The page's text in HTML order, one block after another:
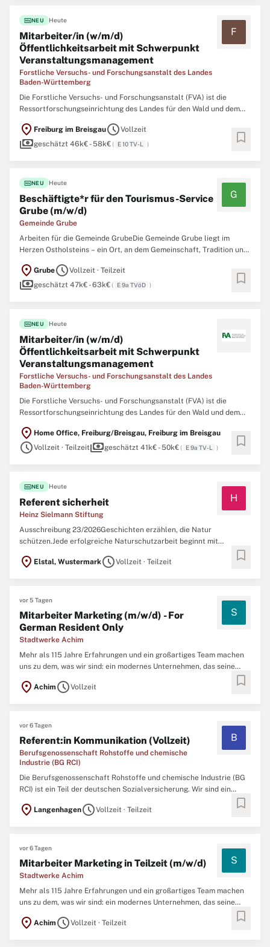
fiber_newNEU Heute
Mitarbeiter/in (w/m/d)
Öffentlichkeitsarbeit mit Schwerpunkt
Veranstaltungsmanagement
Forstliche Versuchs- und Forschungsanstalt des Landes
Baden-Württemberg
F
Die Forstliche Versuchs- und Forschungsanstalt (FVA) ist die
Ressortforschungseinrichtung des Landes für den Wald und dem
Verbraucherschutz Baden-Württemberg (MLR) zugeordnet.
Gesetzlicher Auftrag der FVA ist es, durch anwendungsorientierte
location_on Freiburg im BreisgauscheduleVollzeit
paymentsgeschätzt 46k€ - 58k€( E 10 TV-L ) bookmark
fiber_newNEU Heute
Beschäftigte*r für den Tourismus-Service
Grube (m/w/d)
Gemeinde Grube
G
Arbeiten für die Gemeinde GrubeDie Gemeinde Grube liegt im
Herzen Ostholsteins – ein Ort, an dem Gemeinschaft, Tradition und
Grube bietet Raum zum Wohlfühlen, Gestalten und Entdecken.Die
Gemeinde Grube sucht zum nächstmöglichen
location_on GrubescheduleVollzeit · Teilzeit
paymentsgeschätzt 47k€ - 63k€( E 9a TVöD ) bookmark
fiber_newNEU Heute
Mitarbeiter/in (w/m/d)
Öffentlichkeitsarbeit mit Schwerpunkt
Veranstaltungsmanagement
Forstliche Versuchs- und Forschungsanstalt des Landes
Baden-Württemberg
Die Forstliche Versuchs- und Forschungsanstalt (FVA) ist die
Ressortforschungseinrichtung des Landes für den Wald und dem
Verbraucherschutz Baden-Württemberg (MLR) zugeordnet.
Gesetzlicher Auftrag der FVA ist es, durch anwendungsorientierte
location_on Home Office, Freiburg/Breisgau, Freiburg im Breisgau
scheduleVollzeit · Teilzeitpaymentsgeschätzt 41k€ - 50k€( E 9a TV-L ) bookmark
fiber_newNEU Heute
Referent sicherheit
Heinz Sielmann Stiftung
H
Ausschreibung 23/2026Geschichten erzählen, die Natur
schützen.Jede erfolgreiche Naturschutzarbeit beginnt mit
bewegen lassen. Genau hier setzen Sie an. Die Heinz Sielmann
location_on Elstal, WustermarkscheduleVollzeit · Teilzeit bookmark
vor 5 Tagen
Mitarbeiter Marketing (m/w/d) - For
German Resident Only
Stadtwerke Achim
S
Mehr als 115 Jahre Erfahrungen und ein großartiges Team machen
uns zu dem, was wir sind: ein modernes Unternehmen, das seine
Stunden am Tag, sieben Tage pro Woche und 365 Tage im Jahr.
location_on Achim scheduleVollzeit bookmark
vor 6 Tagen
Referent:in Kommunikation (Vollzeit)
Berufsgenossenschaft Rohstoffe und chemische
Industrie (BG RCI)
B
Die Berufsgenossenschaft Rohstoffe und chemische Industrie (BG
RCI) ist ein Teil der deutschen Sozialversicherung. Wir sind ein
bundesweit rd. 37.000 Mitgliedsunternehmen, bei denen ca. 1,6
location_on LangenhagenscheduleVollzeit · Teilzeit bookmark
vor 6 Tagen
Mitarbeiter Marketing in Teilzeit (m/w/d)
Stadtwerke Achim
S
Mehr als 115 Jahre Erfahrungen und ein großartiges Team machen
uns zu dem, was wir sind: ein modernes Unternehmen, das seine
Kunden sicher und zuverlässig mit Energie versorgt. Um gemeinsam
zu wachsen und uns den Herausforderungen von morgen
location_on Achim scheduleVollzeit · Teilzeit bookmark